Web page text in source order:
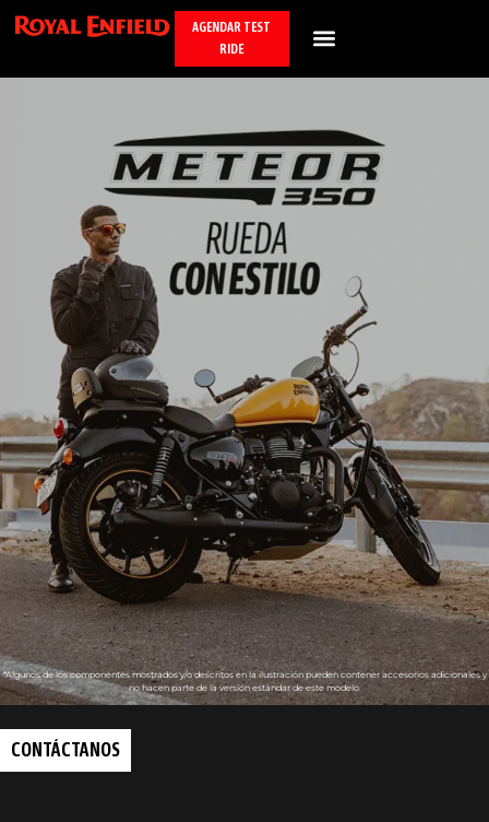
AGENDAR TEST
RIDE
*Algunos de los componentes mostrados y/o descritos en la ilustración pueden contener accesorios adicionales y
no hacen parte de la versión estándar de este modelo.
CONTÁCTANOS